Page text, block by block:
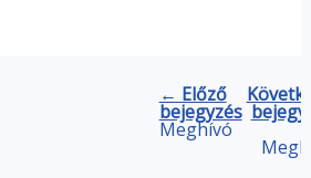
← Előző
bejegyzés
Meghívó